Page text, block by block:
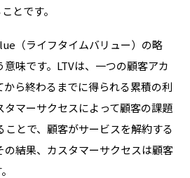
とです。
（ライフタイムバリュー）の略
味です。LTVは、一つの顧客アカ
から終わるまでに得られる累積の利
マーサクセスによって顧客の課題
ことで、顧客がサービスを解約する
の結果、カスタマーサクセスは顧客